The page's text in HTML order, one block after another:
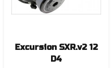
Excursion SXR.v2 12
D4